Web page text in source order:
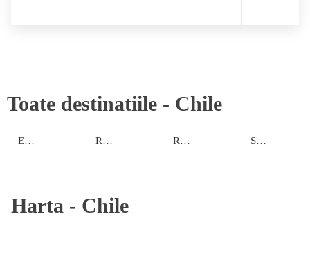
Toate destinatiile - Chile
Easter Island Regiunea de Nord Regiunea de Sud Santiago de Chile
Harta - Chile